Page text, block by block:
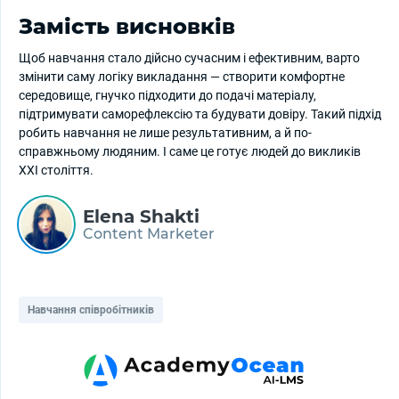
Замість висновків
Щоб навчання стало дійсно сучасним і ефективним, варто
змінити саму логіку викладання — створити комфортне
середовище, гнучко підходити до подачі матеріалу,
підтримувати саморефлексію та будувати довіру. Такий підхід
робить навчання не лише результативним, а й по-
справжньому людяним. І саме це готує людей до викликів
ХХІ століття.
Elena Shakti
Content Marketer
Навчання співробітників